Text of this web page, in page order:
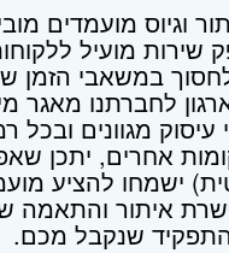
וגיוס מועמדים
שירות מועיל
במשאבי הזמן
לחברתנו
עיסוק מגוונים
אחרים, יתכן
ישמחו להציע
איתור והתאמה
התפקיד שנקבל מכם.